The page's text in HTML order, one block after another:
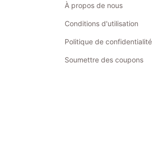
À propos de nous
Conditions d'utilisation
Politique de confidentialité
Soumettre des coupons